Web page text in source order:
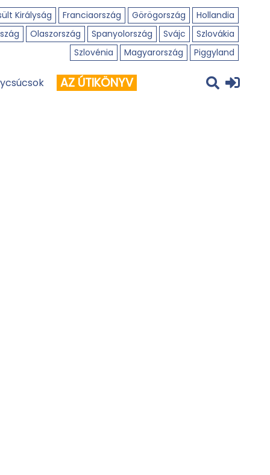
Királyság Franciaország Görögország
Hollandia
Olaszország Spanyolország Svájc
Szlovákia
Szlovénia
Magyarország Piggyland
AZ ÚTIKÖNYV